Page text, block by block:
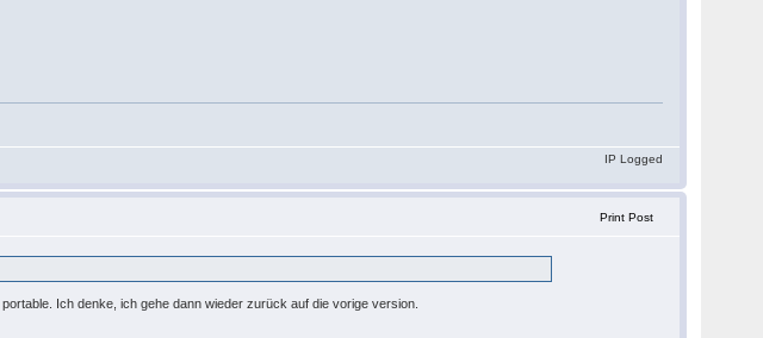
IP Logged
Print Post
portable. Ich denke, ich gehe dann wieder zurück auf die vorige version.